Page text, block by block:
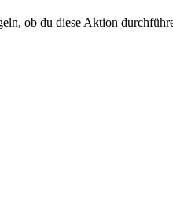
ob du diese Aktion